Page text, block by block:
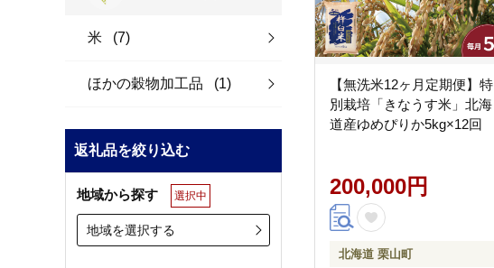
米 (7)
ほかの穀物加工品 (1)
返礼品を絞り込む
地域から探す 選択中
地域を選択する
【無洗米12ヶ月定期便】特
別栽培「きなうす米」北海
道産ゆめぴりか5kg×12回
200,000円
北海道 栗山町